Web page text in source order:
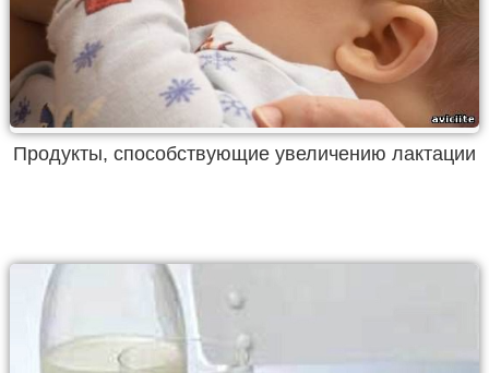
Продукты, способствующие увеличению лактации